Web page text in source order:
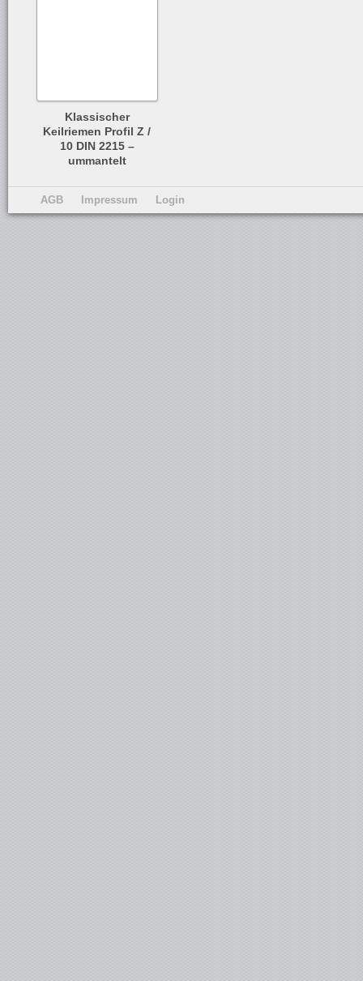
Klassischer
Keilriemen Profil Z /
10 DIN 2215 –
ummantelt
AGB Impressum Login